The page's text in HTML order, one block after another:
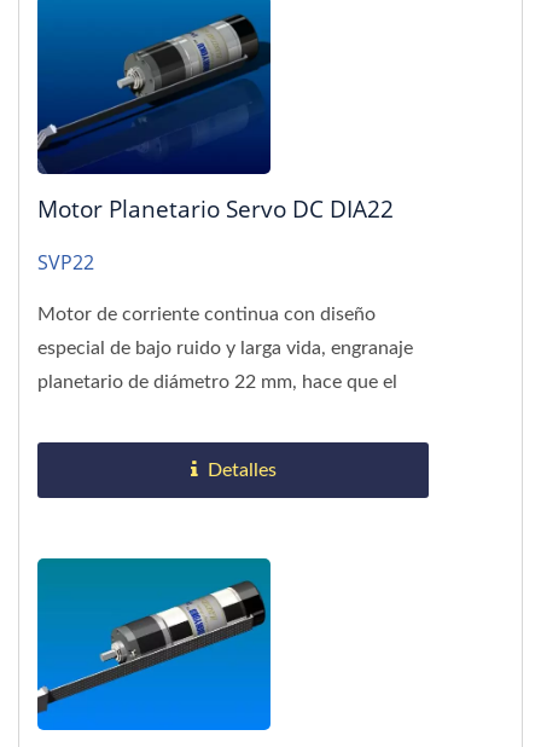
Motor Planetario Servo DC DIA22
SVP22
Motor de corriente continua con diseño
especial de bajo ruido y larga vida, engranaje
planetario de diámetro 22 mm, hace que el
Detalles